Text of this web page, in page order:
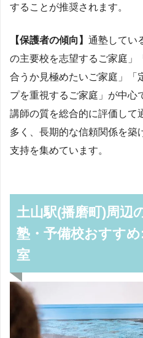
することが推奨されます。
【保護者の傾向】 通塾してい
の主要校を志望するご家庭」
合うか見極めたいご家庭」「
プを重視するご家庭」が中心
講師の質を総合的に評価して
多く、長期的な信頼関係を築
支持を集めています。
土山駅(播磨町)周辺
塾・予備校おすす
室